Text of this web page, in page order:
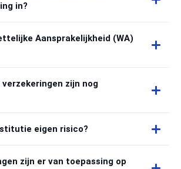
in?
Aansprakelijkheid (WA)
zijn nog
eigen risico?
zijn er van toepassing op